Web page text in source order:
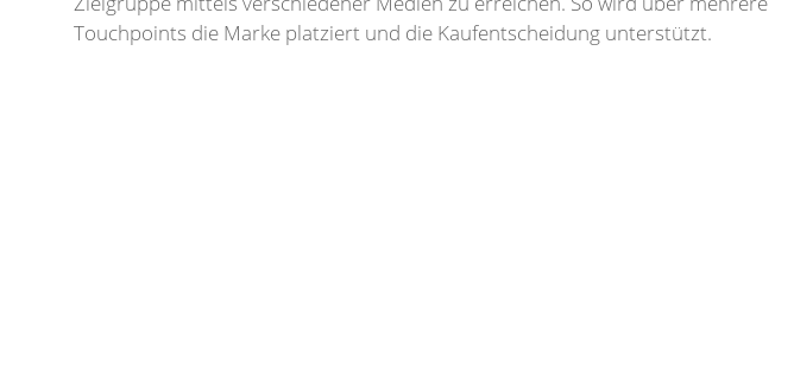
Touchpoints die Marke platziert und die Kaufentscheidung unterstützt.